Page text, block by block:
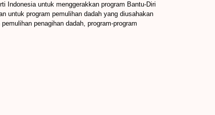
Indonesia untuk menggerakkan program Bantu-Diri
untuk program pemulihan dadah yang diusahakan
penagihan dadah, program-program